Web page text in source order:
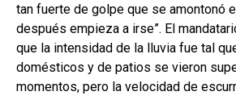
tan fuerte de golpe que se amontonó
después empieza a irse”. El
que la intensidad de la lluvia fue tal
domésticos y de patios se vieron
momentos, pero la velocidad de